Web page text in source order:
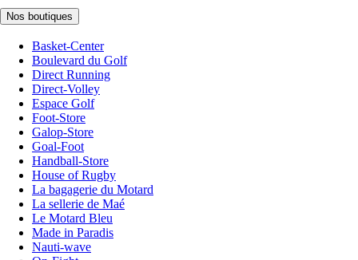
Nos boutiques
Basket-Center
Boulevard du Golf
Direct Running
Direct-Volley
Espace Golf
Foot-Store
Galop-Store
Goal-Foot
Handball-Store
House of Rugby
La bagagerie du Motard
La sellerie de Maé
Le Motard Bleu
Made in Paradis
Nauti-wave